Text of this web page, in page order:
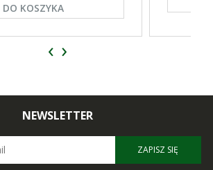
DO KOSZYKA
‹ ›
NEWSLETTER
ZAPISZ SIĘ